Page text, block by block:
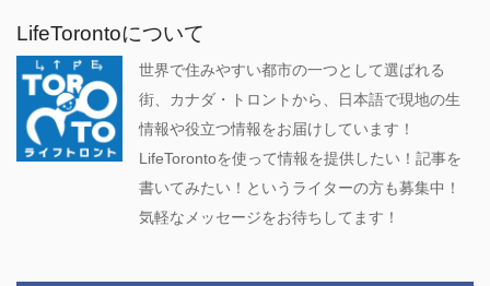
LifeTorontoについて
世界で住みやすい都市の一つとして選ばれる
街、カナダ・トロントから、日本語で現地の生
情報や役立つ情報をお届けしています！
LifeTorontoを使って情報を提供したい！記事を
書いてみたい！というライターの方も募集中！
気軽なメッセージをお待ちしてます！